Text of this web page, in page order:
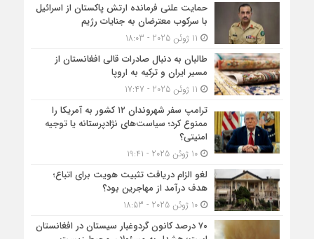
حمایت علنی فرمانده ارتش پاکستان از اسرائیل
با سرکوب معترضان به جنایات رژیم
طالبان به دنبال صادرات قالی افغانستان از
مسیر ایران و ترکیه به اروپا
ترامپ سفر شهروندان ۱۲ کشور به آمریکا را
ممنوع کرد؛ سیاست‌های نژادپرستانه یا توجیه
امنیتی؟
10 ژوئن 2025 - 19:41
لغو الزام دریافت تثبیت هویت برای اتباع؛
هدف درآمد از مهاجرین بود؟
10 ژوئن 2025 - 18:53
۷۰ درصد کانون گردوغبار سیستان در افغانستان